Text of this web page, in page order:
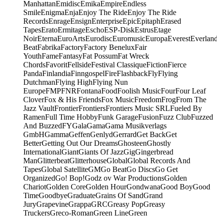
ManhattanEmidiscEmikaEmpireEndless
SmileEnigmaEnjaEnjoy The RideEnjoy The Ride
RecordsEnrageEnsignEnterpriseEpicEpitaphErased
TapesEratoErmitageEschoESP-DiskEstrusEtage
NoirEternaEuroArtsEurodiscEuromusicEuropaEverest
BeatFabrikaFactoryFactory BeneluxFair
YouthFameFantasyFat PossumFat Wreck
ChordsFavoritFellsideFestival ClassiqueFictionFierce
PandaFinlandiaFinngospelFireFlashbackFlyFlying
DutchmanFlying HighFlying Nun
EuropeFMPFNRFontanaFoodFoolish MusicFourFour Leaf
CloverFox & His FriendsFox MusicFreedomFrogFrom The
Jazz VaultFrontierFrontiersFrontiers Music SRLFueled By
RamenFull Time HobbyFunk GarageFusionFuzz ClubFuzzed
And BuzzedFYGalaGamaGama Musikverlags
GmbHGammaGeffenGenlydGerrardGet BackGet
BetterGetting Out Our DreamsGhosteenGhostly
InternationalGiantGiants Of JazzGigGingerbread
ManGlitterbeatGlitterhouseGlobalGlobal Records And
TapesGlobal SatelliteGMGo BeatGo DiscsGo Get
OrganizedGo! Bop!Godz ov War ProductionsGolden
ChariotGolden CoreGolden HourGondwanaGood BoyGood
TimeGoodbyeGraduateGrains Of SandGrand
JuryGrapevineGrappaGRCGreasy PopGreasy
TruckersGreco-RomanGreen LineGreen